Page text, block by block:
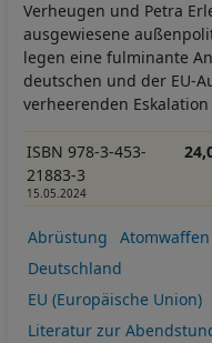
Verheugen und Petra
ausgewiesene
legen eine fulminante
deutschen und der EU-
verheerenden
ISBN 978-3-453-
21883-3
15.05.2024
Abrüstung Atomwaffen
Deutschland
EU (Europäische Union)
Literatur zur